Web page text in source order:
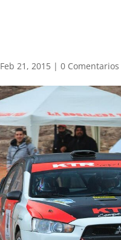
Feb 21, 2015| 0 Comentarios